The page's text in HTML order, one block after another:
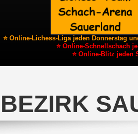
⭐ Online-Lichess-Liga jeden Donnerstag
⭐ Online-Schnellschach
⭐ Online-Blitz jeden